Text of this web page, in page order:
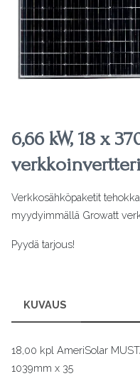
6,66 kW, 18 x
Verkkosähköpaketit
myydyimmällä Growatt
Pyydä tarjous!
KUVAUS
18,00 kpl AmeriSolar
1039mm x 35